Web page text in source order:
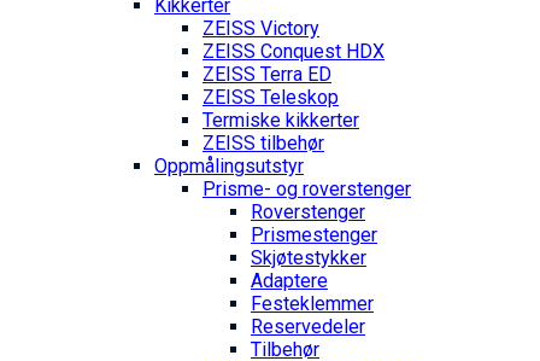
Kikkerter
ZEISS Victory
ZEISS Conquest HDX
ZEISS Terra ED
ZEISS Teleskop
Termiske kikkerter
ZEISS tilbehør
Oppmålings­utstyr
Prisme- og roverstenger
Roverstenger
Prismestenger
Skjøtestykker
Adaptere
Festeklemmer
Reservedeler
Tilbehør